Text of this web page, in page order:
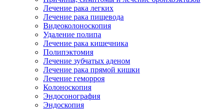
Лечение рака легких
Лечение рака пищевода
Видеоколоноскопия
Удаление полипа
Лечение рака кишечника
Полипэктомия
Лечение зубчатых аденом
Лечение рака прямой кишки
Лечение геморроя
Колоноскопия
Эндосонография
Эндоскопия